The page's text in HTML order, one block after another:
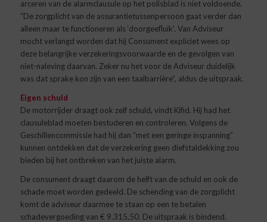
arceren van de alarmclausule op het polisblad is niet voldoende.
“De zorgplicht van de assurantietussenpersoon gaat verder dan
alleen maar te functioneren als ‘doorgeefluik’. Van Adviseur
mocht verlangd worden dat hij Consument expliciet wees op
deze belangrijke verzekeringsvoorwaarde en de gevolgen van
niet-naleving daarvan. Zeker nu het voor de Adviseur duidelijk
was dat sprake kon zijn van een taalbarrière”, aldus de uitspraak.
Eigen schuld
De motorrijder draagt ook zelf schuld, vindt Kifid. Hij had het
clausuleblad moeten bestuderen en controleren. Volgens de
Geschillencommissie had hij dan “met een geringe inspanning”
kunnen ontdekken dat de verzekering geen diefstaldekking zou
bieden bij het ontbreken van het juiste alarm.
De consument draagt daarom de helft van de schuld en ook de
schade moet worden gedeeld. De schending van de zorgplicht
komt de adviseur daarmee te staan op een te betalen
schadevergoeding van € 9.315,50. De uitspraak is bindend.